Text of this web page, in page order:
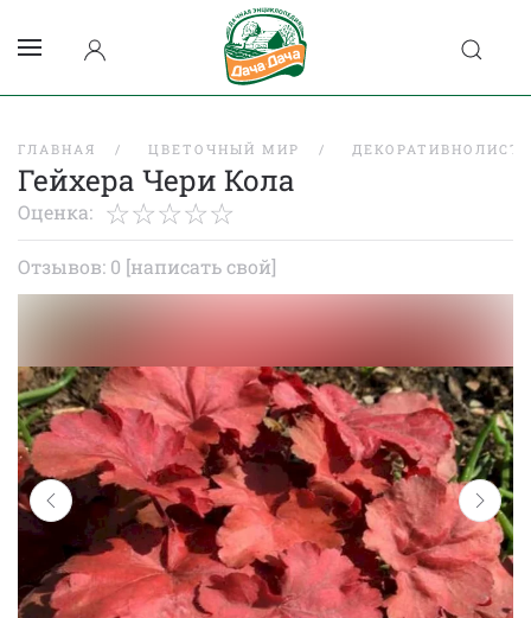
ГЛАВНАЯ ЦВЕТОЧНЫЙ МИР
Гейхера Чери Кола
Оценка:
Отзывов: 0 [написать свой]